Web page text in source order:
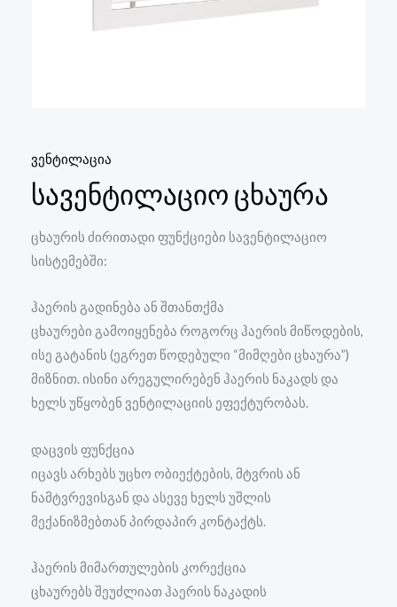
ვენტილაცია
სავენტილაციო ცხაურა
ცხაურის ძირითადი ფუნქციები სავენტილაციო
სისტემებში:
ჰაერის გადინება ან შთანთქმა
ცხაურები გამოიყენება როგორც ჰაერის მიწოდების,
ისე გატანის (ეგრეთ წოდებული “მიმღები ცხაურა”)
მიზნით. ისინი არეგულირებენ ჰაერის ნაკადს და
ხელს უწყობენ ვენტილაციის ეფექტურობას.
დაცვის ფუნქცია
იცავს არხებს უცხო ობიექტების, მტვრის ან
ნამტვრევისგან და ასევე ხელს უშლის
მექანიზმებთან პირდაპირ კონტაქტს.
ჰაერის მიმართულების კორექცია
ცხაურებს შეუძლიათ ჰაერის ნაკადის